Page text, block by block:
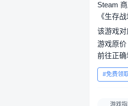
Steam
《生存
该游戏
游戏原
前往正
免费领
游戏